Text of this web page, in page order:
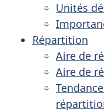
Unités
Répartition
Aire de
Aire de